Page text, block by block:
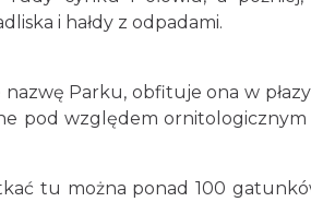
i hałdy z odpadami.
Parku, obfituje ona w
pod względem
tu można ponad 100